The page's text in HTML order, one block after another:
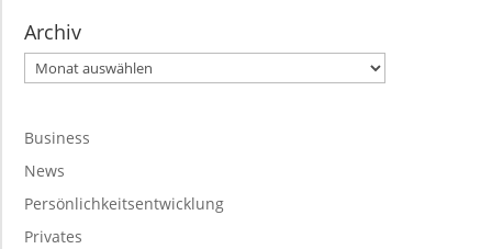
Archiv
Archiv
Business
News
Persönlichkeitsentwicklung
Privates